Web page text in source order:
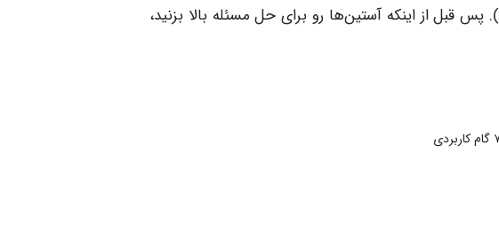
قبل از اینکه آستین‌ها رو برای حل مسئله بالا بزنید،